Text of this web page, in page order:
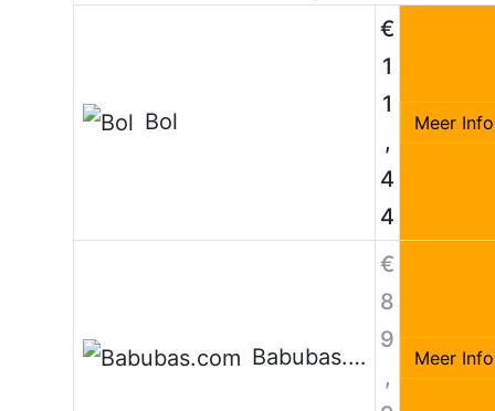
Bol
€
1
1
,
4
4
Meer
Babubas.com
€
8
9
,
Meer